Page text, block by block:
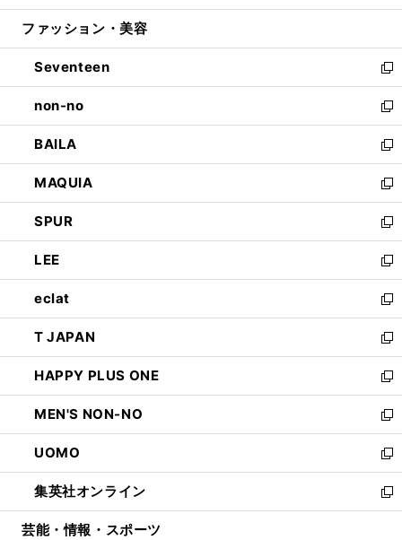
開
ウ
開
く
ン
ウ
で
開
く
ウ
ン
ド
ウ
で
開
く
ファッション・美容
Seventeen
新
し
い
ウ
ィ
ン
ド
ウ
で
開
く
non-no
新
し
い
ウ
ィ
ン
ド
ウ
で
開
く
BAILA
新
し
い
ウ
ィ
ン
ド
ウ
で
開
く
MAQUIA
新
し
い
ウ
ィ
ン
ド
ウ
で
開
く
SPUR
新
し
い
ウ
ィ
ン
ド
ウ
で
開
く
LEE
新
し
い
ウ
ィ
ン
ド
ウ
で
開
く
eclat
新
し
い
ウ
ィ
ン
ド
ウ
で
開
く
T JAPAN
新
し
い
ウ
ィ
ン
ド
ウ
で
開
HAPPY PLUS ONE
新
し
い
ウ
ィ
ン
ド
ウ
MEN'S NON-NO
新
し
い
ウ
ィ
ン
UOMO
新
し
い
ウ
集英社オンライン
新
し
芸能・情報・スポーツ